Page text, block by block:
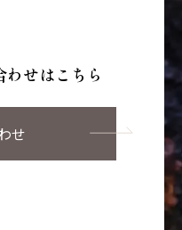
せはこちら
せ